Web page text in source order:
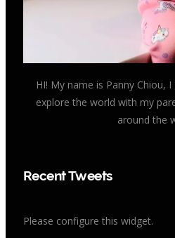
HI! My name is Panny Chiou,
explore the world with my
around the
Recent Tweets
Please configure this widget.